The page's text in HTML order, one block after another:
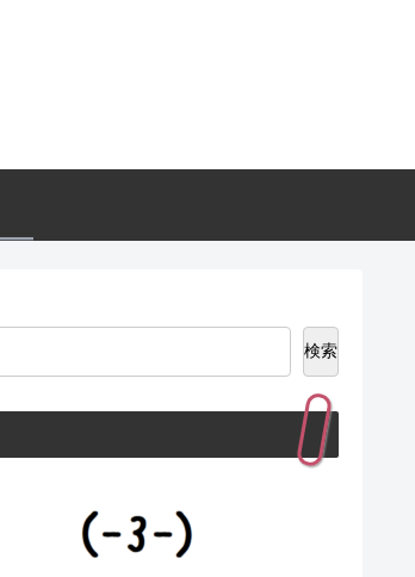
検索